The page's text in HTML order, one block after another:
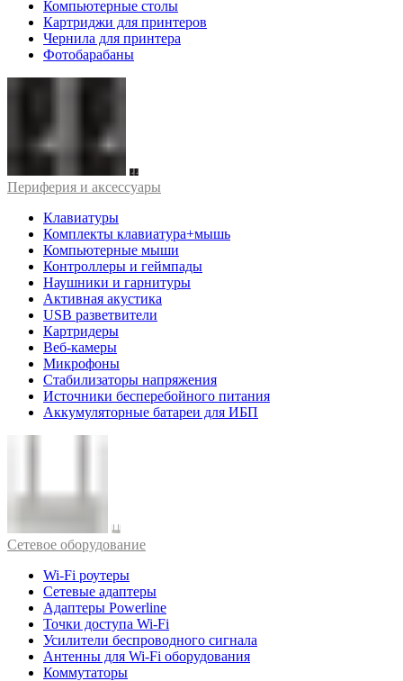
Компьютерные столы
Картриджи для принтеров
Чернила для принтера
Фотобарабаны
Периферия и аксессуары
Клавиатуры
Комплекты клавиатура+мышь
Компьютерные мыши
Контроллеры и геймпады
Наушники и гарнитуры
Активная акустика
USB разветвители
Картридеры
Веб-камеры
Микрофоны
Стабилизаторы напряжения
Источники бесперебойного питания
Аккумуляторные батареи для ИБП
Cетевое оборудование
Wi-Fi роутеры
Сетевые адаптеры
Адаптеры Powerline
Точки доступа Wi-Fi
Усилители беспроводного сигнала
Антенны для Wi-Fi оборудования
Коммутаторы